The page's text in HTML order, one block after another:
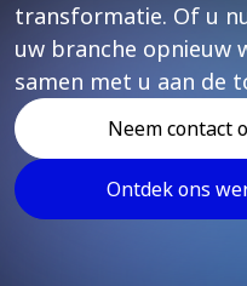
transformatie. Of u
uw branche opnieuw
samen met u aan de
Neem contact
Ontdek ons